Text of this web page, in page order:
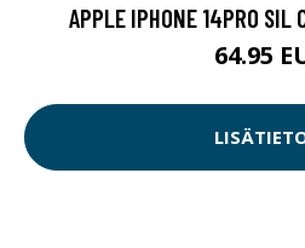
APPLE IPHONE 14PRO SIL
64.95